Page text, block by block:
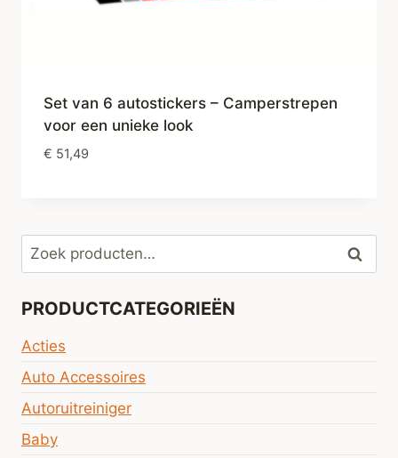
Set van 6 autostickers – Camperstrepen
voor een unieke look
€ 51,49
Zoeken
naar:
Zoeken
PRODUCTCATEGORIEËN
Acties
Auto Accessoires
Autoruitreiniger
Baby